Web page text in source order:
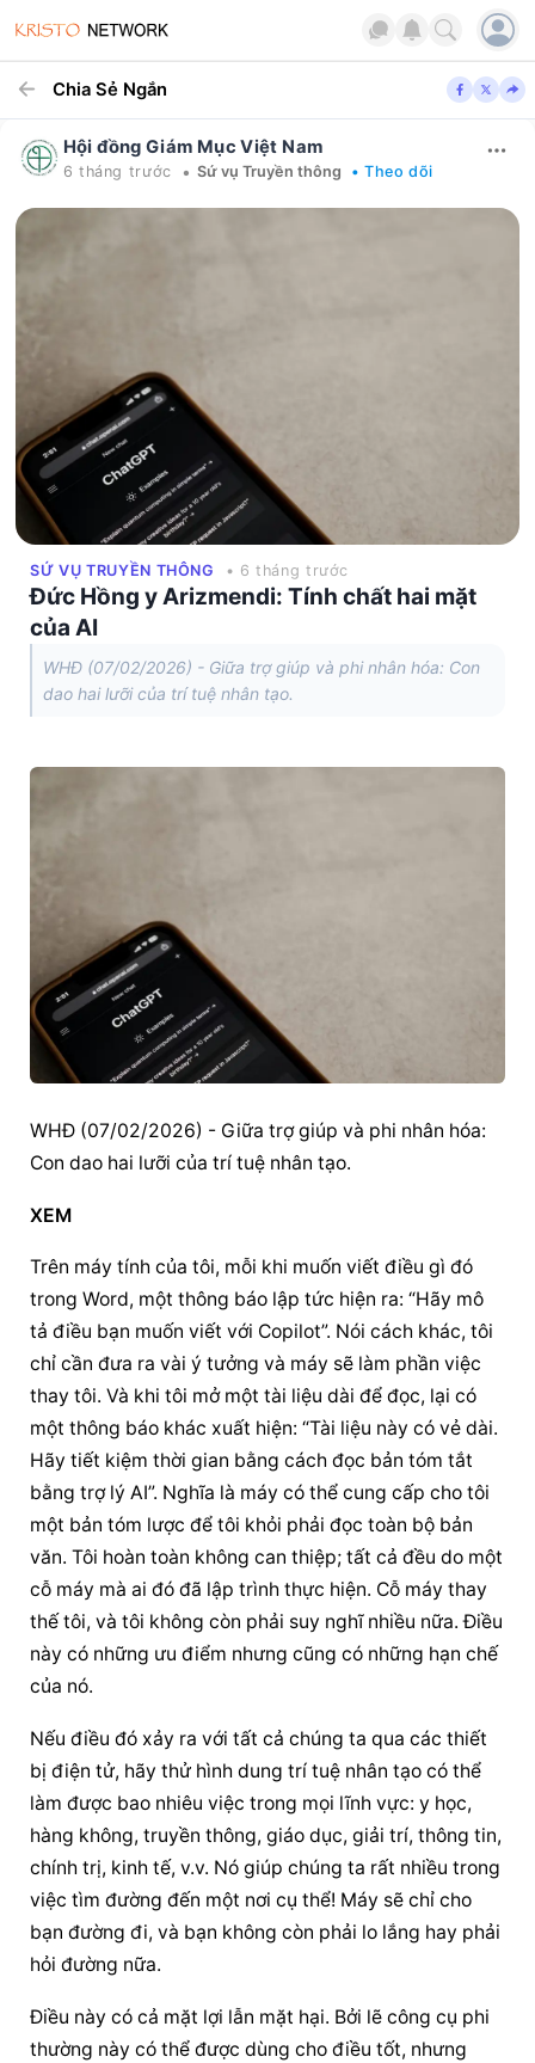
Chia Sẻ Ngắn
Hội đồng Giám Mục Việt Nam
6 tháng trước • Sứ vụ Truyền thông • Theo dõi
SỨ VỤ TRUYỀN THÔNG • 6 tháng trước
Đức Hồng y Arizmendi: Tính chất hai mặt
của AI
WHĐ (07/02/2026) - Giữa trợ giúp và phi nhân hóa: Con
dao hai lưỡi của trí tuệ nhân tạo.
WHĐ (07/02/2026) - Giữa trợ giúp và phi nhân hóa:
Con dao hai lưỡi của trí tuệ nhân tạo.
XEM
Trên máy tính của tôi, mỗi khi muốn viết điều gì đó
trong Word, một thông báo lập tức hiện ra: “Hãy mô
tả điều bạn muốn viết với Copilot”. Nói cách khác, tôi
chỉ cần đưa ra vài ý tưởng và máy sẽ làm phần việc
thay tôi. Và khi tôi mở một tài liệu dài để đọc, lại có
một thông báo khác xuất hiện: “Tài liệu này có vẻ dài.
Hãy tiết kiệm thời gian bằng cách đọc bản tóm tắt
bằng trợ lý AI”. Nghĩa là máy có thể cung cấp cho tôi
một bản tóm lược để tôi khỏi phải đọc toàn bộ bản
văn. Tôi hoàn toàn không can thiệp; tất cả đều do một
cỗ máy mà ai đó đã lập trình thực hiện. Cỗ máy thay
thế tôi, và tôi không còn phải suy nghĩ nhiều nữa. Điều
này có những ưu điểm nhưng cũng có những hạn chế
của nó.
Nếu điều đó xảy ra với tất cả chúng ta qua các thiết
bị điện tử, hãy thử hình dung trí tuệ nhân tạo có thể
làm được bao nhiêu việc trong mọi lĩnh vực: y học,
hàng không, truyền thông, giáo dục, giải trí, thông tin,
chính trị, kinh tế, v.v. Nó giúp chúng ta rất nhiều trong
việc tìm đường đến một nơi cụ thể! Máy sẽ chỉ cho
bạn đường đi, và bạn không còn phải lo lắng hay phải
hỏi đường nữa.
Điều này có cả mặt lợi lẫn mặt hại. Bởi lẽ công cụ phi
thường này có thể được dùng cho điều tốt, nhưng